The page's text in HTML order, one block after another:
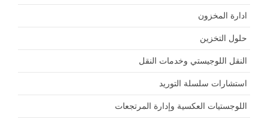
ادارة المخزون
حلول التخزين
النقل اللوجيستي وخدمات النقل
استشارات سلسلة التوريد
اللوجستيات العكسية وإدارة المرتجعات